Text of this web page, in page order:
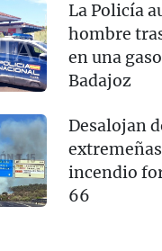
La Policía
hombre
en una
Badajoz
Desalojan
incendio
66